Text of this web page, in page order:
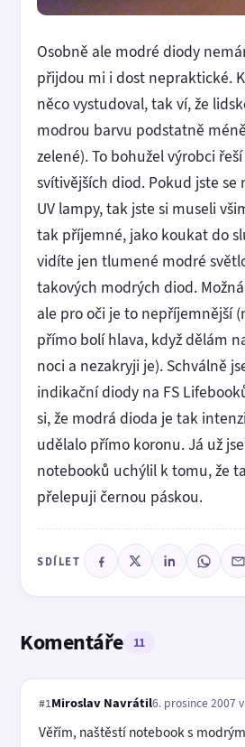
Osobně ale modré diody
přijdou mi i dost nepraktické.
něco vystudoval, tak ví, že
modrou barvu podstatně
zelené). To bohužel výrobci
svítivějších diod. Pokud jste
UV lampy, tak jste si museli
tak příjemné, jako koukat do
vidíte jen tlumené modré
takových modrých diod.
ale pro oči je to nepříjemnější
přímo bolí hlava, když dělám
noci a nezakryji je). Schválně
indikační diody na FS
si, že modrá dioda je tak
udělalo přímo koronu. Já už
notebooků uchýlil k tomu, že
přelepuji černou páskou.
SDÍLET
Komentáře 11
#1Miroslav Navrátil6. prosince 2007
Věřím, naštěstí notebook s